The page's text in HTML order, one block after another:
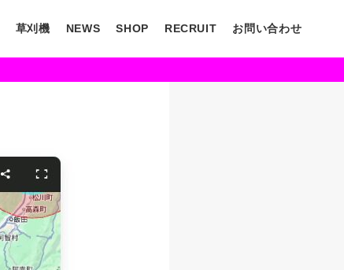
草刈機 NEWS SHOP RECRUIT お問い合わせ